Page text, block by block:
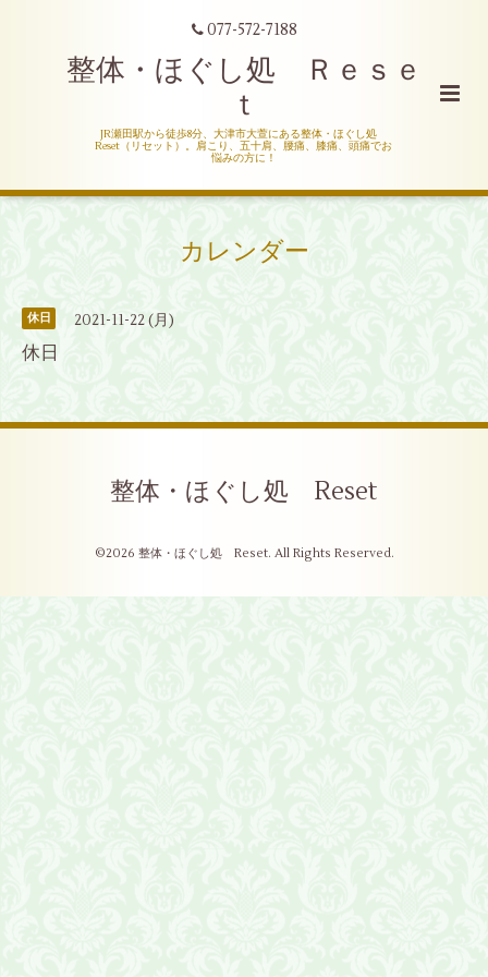
077-572-7188
整体・ほぐし処 Ｒｅｓｅ
ｔ
JR瀬田駅から徒歩8分、大津市大萱にある整体・ほぐし処
Reset（リセット）。肩こり、五十肩、腰痛、膝痛、頭痛でお
悩みの方に！
カレンダー
休日 2021-11-22 (月)
休日
整体・ほぐし処 Reset
©2026 整体・ほぐし処 Reset. All Rights Reserved.